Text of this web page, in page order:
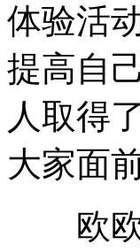
体验活
提高自
人取得
大家面前
欧欧